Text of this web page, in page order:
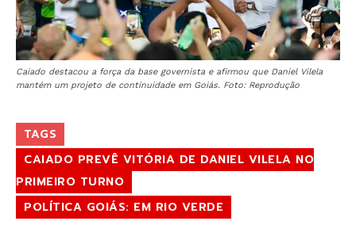
Caiado destacou a força da base governista e afirmou que Daniel Vilela
mantém um projeto de continuidade em Goiás. Foto: Reprodução
TAGS
CAIADO PREVÊ VITÓRIA DE DANIEL VILELA NO
PRIMEIRO TURNO
POLÍTICA GOIÁS: EM RIO VERDE